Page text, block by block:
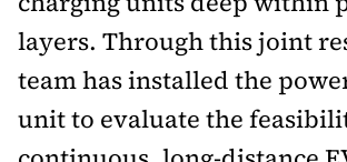
Đường thủy
Hàng hải
Đường sắt đô thị
Hỏi - Đáp
Văn hóa giao thông
Lái xe an toàn
Chung tay vì ATGT
Y tế
Đời sống
Lao động - Công đoàn
Văn hóa
Showbiz
Thể thao
Bóng đá
Bình luận
Công nghệ
layers. Through this joint
team has installed the
unit to evaluate the